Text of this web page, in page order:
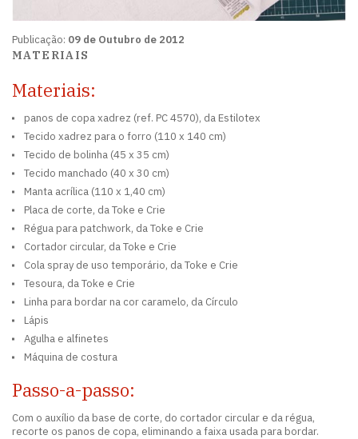
Publicação: 09 de Outubro de 2012
MATERIAIS
Materiais:
panos de copa xadrez (ref. PC 4570), da Estilotex
Tecido xadrez para o forro (110 x 140 cm)
Tecido de bolinha (45 x 35 cm)
Tecido manchado (40 x 30 cm)
Manta acrílica (110 x 1,40 cm)
Placa de corte, da Toke e Crie
Régua para patchwork, da Toke e Crie
Cortador circular, da Toke e Crie
Cola spray de uso temporário, da Toke e Crie
Tesoura, da Toke e Crie
Linha para bordar na cor caramelo, da Círculo
Lápis
Agulha e alfinetes
Máquina de costura
Passo-a-passo:
Com o auxílio da base de corte, do cortador circular e da régua,
recorte os panos de copa, eliminando a faixa usada para bordar.